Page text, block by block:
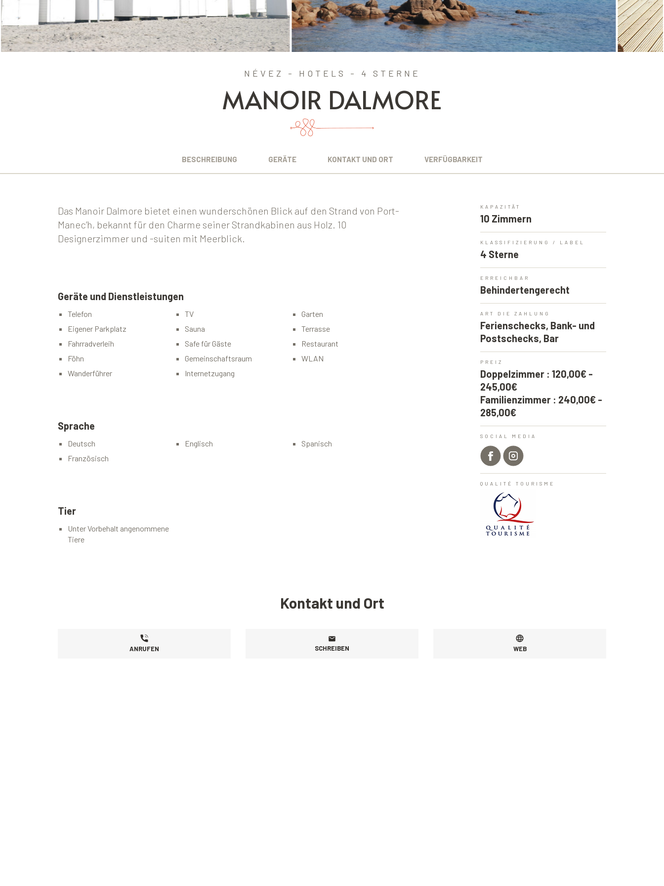
NÉVEZ - HOTELS - 4 STERNE
MANOIR DALMORE
BESCHREIBUNG GERÄTE KONTAKT UND ORT VERFÜGBARKEIT
Das Manoir Dalmore bietet einen wunderschönen Blick auf den Strand von Port-
Manec’h, bekannt für den Charme seiner Strandkabinen aus Holz. 10
Designerzimmer und -suiten mit Meerblick.
Geräte und Dienstleistungen
Telefon TV
Garten
Eigener Parkplatz
Sauna
Terrasse
Fahrradverleih
Safe für Gäste
Restaurant
Föhn
Gemeinschaftsraum
WLAN
Wanderführer
Internetzugang
Sprache
Deutsch Englisch
Spanisch
Französisch
Tier
Unter Vorbehalt angenommene
Tiere
KAPAZITÄT
10 Zimmern
KLASSIFIZIERUNG / LABEL
4 Sterne
ERREICHBAR
Behindertengerecht
ART DIE ZAHLUNG
Ferienschecks, Bank- und
Postschecks, Bar
PREIZ
Doppelzimmer : 120,00€ -
245,00€
Familienzimmer : 240,00€ -
285,00€
SOCIAL MEDIA
QUALITÉ TOURISME
Kontakt und Ort
ANRUFEN SCHREIBEN WEB